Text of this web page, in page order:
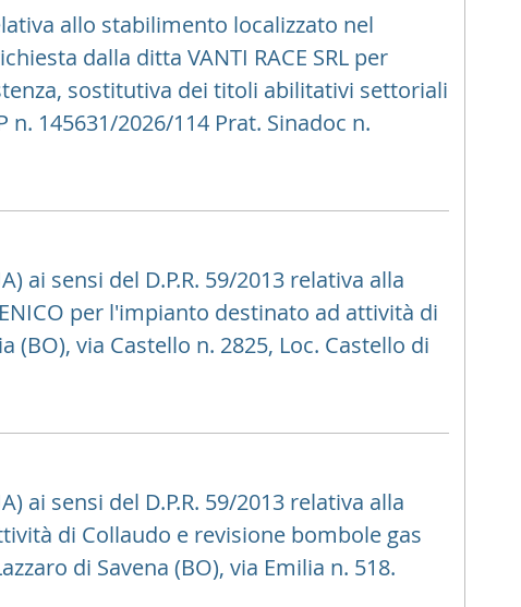
allo stabilimento localizzato nel
dalla ditta VANTI RACE SRL per
sostitutiva dei titoli abilitativi settoriali
n. 145631/2026/114 Prat. Sinadoc n.
ai sensi del D.P.R. 59/2013 relativa alla
per l'impianto destinato ad attività di
via Castello n. 2825, Loc. Castello di
ai sensi del D.P.R. 59/2013 relativa alla
di Collaudo e revisione bombole gas
di Savena (BO), via Emilia n. 518.